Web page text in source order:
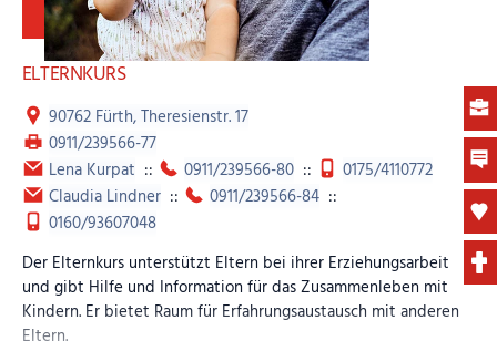
ELTERNKURS
90762 Fürth, Theresienstr. 17
0911/239566-77
Lena Kurpat :: 0911/239566-80::
0175/4110772
Claudia Lindner:: 0911/239566-84::
0160/93607048
Der Elternkurs unterstützt Eltern bei ihrer Erziehungsarbeit
und gibt Hilfe und Information für das Zusammenleben mit
Kindern. Er bietet Raum für Erfahrungsaustausch mit anderen
Eltern.